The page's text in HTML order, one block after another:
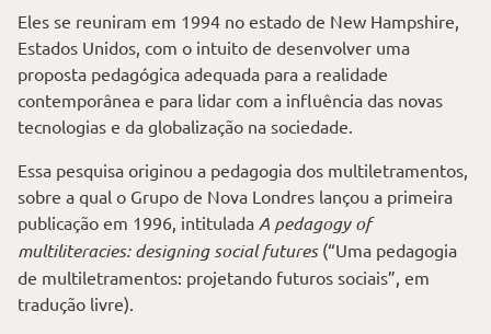
Eles se reuniram em 1994 no estado de New Hampshire,
Estados Unidos, com o intuito de desenvolver uma
proposta pedagógica adequada para a realidade
contemporânea e para lidar com a influência das novas
tecnologias e da globalização na sociedade.
Essa pesquisa originou a pedagogia dos multiletramentos,
sobre a qual o Grupo de Nova Londres lançou a primeira
publicação em 1996, intitulada A pedagogy of
multiliteracies: designing social futures(“Uma pedagogia
de multiletramentos: projetando futuros sociais”, em
tradução livre).